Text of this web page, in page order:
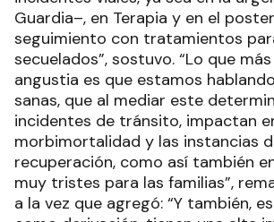
Guardia–, en Terapia y en el
seguimiento con tratamientos
secuelados”, sostuvo. “Lo que
angustia es que estamos
sanas, que al mediar este
incidentes de tránsito, impactan
morbimortalidad y las instancias
recuperación, como así también
muy tristes para las familias”,
a la vez que agregó: “Y también,